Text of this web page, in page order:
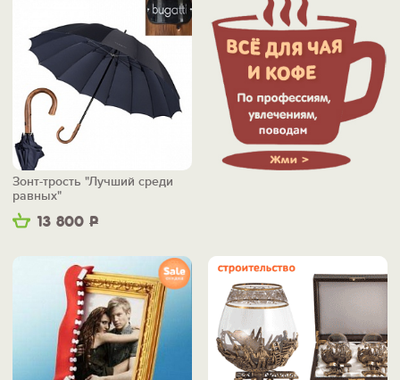
13 800 Р
Зонт-трость "Лучший среди
равных"